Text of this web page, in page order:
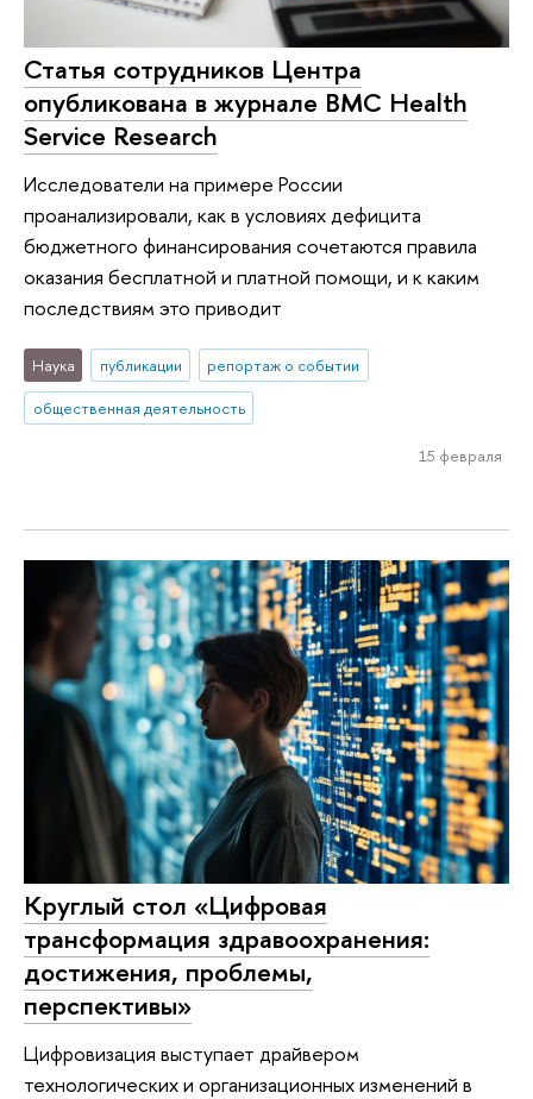
Статья сотрудников Центра
опубликована в журнале BMC Health
Service Research
Исследователи на примере России
проанализировали, как в условиях дефицита
бюджетного финансирования сочетаются правила
оказания бесплатной и платной помощи, и к каким
последствиям это приводит
Наука публикации
репортаж о событии
общественная деятельность
15 февраля
Круглый стол «Цифровая
трансформация здравоохранения:
достижения, проблемы,
перспективы»
Цифровизация выступает драйвером
технологических и организационных изменений в